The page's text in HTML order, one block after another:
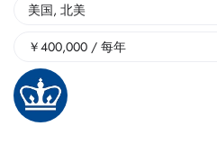
美国, 北美
￥400,000 / 每年